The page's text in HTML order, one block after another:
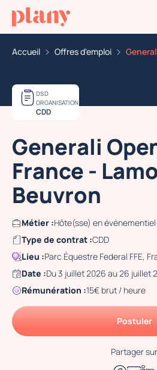
Accueil Offres d'emploi
DSD
ORGANISATION
CDD
Generali
France -
Beuvron
Métier :Hôte(sse) en événementiel
Type de contrat :CDD
Lieu :Parc Équestre Federal FFE,
Date :Du 3 juillet 2026 au 26 juillet
Rémunération :15€ brut / heure
Postuler
Partager sur